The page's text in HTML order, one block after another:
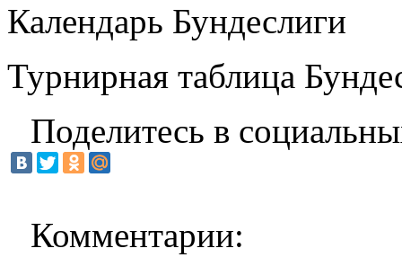
Календарь Бундеслиги
Турнирная таблица
Поделитесь в
Комментарии: